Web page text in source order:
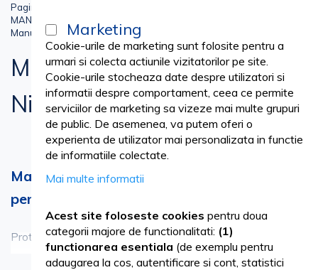
Pagina principala
MANUSI EXAMINARE VETERINARA
Manusi Examinare Latex si Nitril - Veterinar
Manusi Examinare Latex si
Nitril - Veterinar
Manusi veterinare: echipamente esentiale
pentru protectie si precizie in cabinet
Protectia mainilor reprezinta prima bariera impotriva
riscurilor biologice in oricecabinet medical. Pe Vetro.ro
Marketing
Cookie-urile de marketing sunt folosite pentru a
urmari si colecta actiunile vizitatorilor pe site.
Cookie-urile stocheaza date despre utilizatori si
informatii despre comportament, ceea ce permite
serviciilor de marketing sa vizeze mai multe grupuri
de public. De asemenea, va putem oferi o
experienta de utilizator mai personalizata in functie
de informatiile colectate.
Mai multe informatii
Acest site foloseste cookies pentru doua
categorii majore de functionalitati: (1)
functionarea esentiala (de exemplu pentru
adaugarea la cos, autentificare si cont, statistici